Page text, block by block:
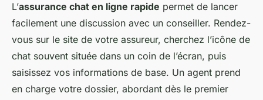
L’assurance chat en ligne rapide permet de lancer
facilement une discussion avec un conseiller. Rendez-
vous sur le site de votre assureur, cherchez l’icône de
chat souvent située dans un coin de l’écran, puis
saisissez vos informations de base. Un agent prend
en charge votre dossier, abordant dès le premier